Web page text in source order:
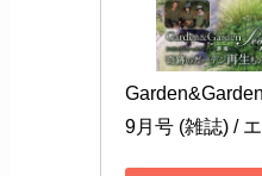
9月号 (雑誌) /